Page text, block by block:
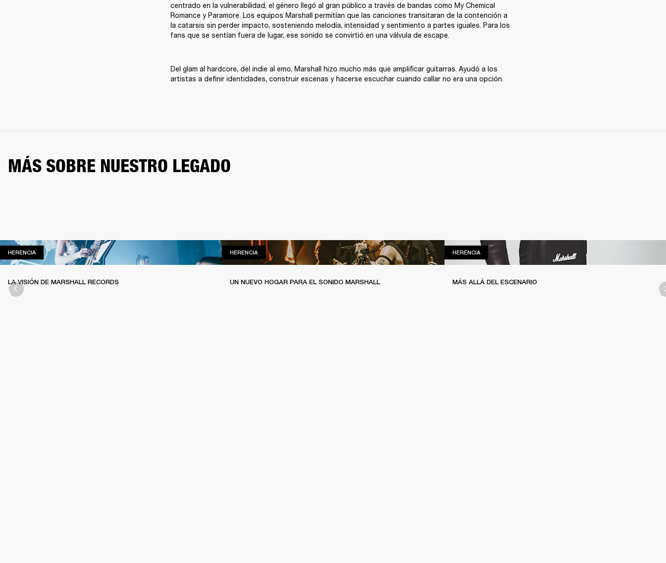
centrado en la vulnerabilidad, el género llegó al gran público a través de bandas como My Chemical
Romance y Paramore. Los equipos Marshall permitían que las canciones transitaran de la contención a
la catarsis sin perder impacto, sosteniendo melodía, intensidad y sentimiento a partes iguales. Para los
fans que se sentían fuera de lugar, ese sonido se convirtió en una válvula de escape.
Del glam al hardcore, del indie al emo, Marshall hizo mucho más que amplificar guitarras. Ayudó a los
artistas a definir identidades, construir escenas y hacerse escuchar cuando callar no era una opción.
MÁS SOBRE NUESTRO LEGADO
HERENCIAHERENCIA
LA VISIÓN DE MARSHALL RECORDS
HERENCIAHERENCIA
UN NUEVO HOGAR PARA EL SONIDO MARSHALL
HERENCIAHERENCIA
MÁS ALLÁ DEL ESCENARIO